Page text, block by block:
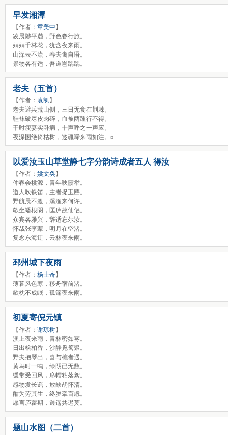
早发湘潭
【作者： 章美中】
凌晨陟平麓，野色眷行旅。
娟娟千林花，犹含夜来雨。
山深云不流，春去禽自语。
景物各有适，吾道岂踽踽。
老夫（五首）
【作者： 袁凯】
老夫避兵荒山侧，三日无食在荆棘。
鞋袜破尽皮肉碎，血被两踵行不得。
于时瘦妻实卧病，十声呼之一声应。
夜深困绝倚枯树，逐魂啼来雨如注。¤
以爱汝玉山草堂静七字分韵诗成者五人 得汝
【作者： 姚文奂】
仲春会桃源，青年映霞举。
道人吹铁笛，主者捉玉麈。
野航晨不渡，溪渔来何许。
欹坐蟠根阴，匡庐故仙侣。
众宾各雅兴，辞适忘尔汝。
怀哉张李辈，明月在空渚。
复念东海迂，云林夜来雨。
邳州城下夜雨
【作者： 杨士奇】
薄暮风色寒，移舟宿前渚。
欹枕不成眠，孤篷夜来雨。
初夏寄倪元镇
【作者： 谢琼树】
溪上夜来雨，青林密如雾。
日出桧柏香，沙静凫鹜聚。
野夫抱琴出，喜与樵者遇。
黄鸟时一鸣，绿阴已无数。
缓带受回风，席帽粘落絮。
感物发长谣，放缺胡怀清。
酤为劳其生，终岁牵百虑。
愿言庐藿期，逍遥共迟莫。
题山水图（二首）